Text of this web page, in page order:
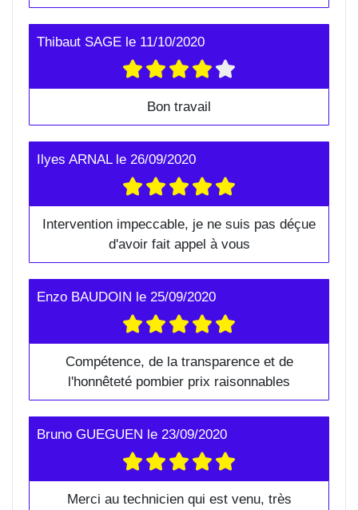
Thibaut SAGE le 11/10/2020
Bon travail
Ilyes ARNALle 26/09/2020
Intervention impeccable, je ne suis pas déçue
d'avoir fait appel à vous
Enzo BAUDOIN le 25/09/2020
Compétence, de la transparence et de
l'honnêteté pombier prix raisonnables
Bruno GUEGUEN le 23/09/2020
Merci au technicien qui est venu, très